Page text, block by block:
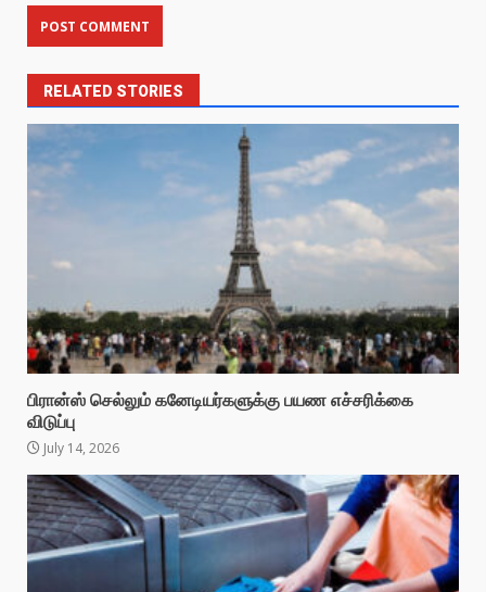
RELATED STORIES
பிரான்ஸ் செல்லும் கனேடியர்களுக்கு பயண எச்சரிக்கை
விடுப்பு
July 14, 2026